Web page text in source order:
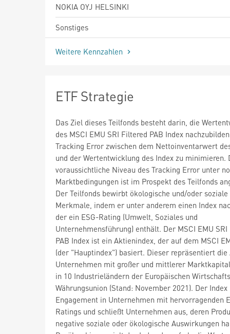
NOKIA OYJ HELSINKI
Sonstiges
Weitere Kennzahlen
ETF Strategie
Das Ziel dieses Teilfonds besteht darin, die
des MSCI EMU SRI Filtered PAB Index
Tracking Error zwischen dem Nettoinventarwert
und der Wertentwicklung des Index zu minimieren.
voraussichtliche Niveau des Tracking Error unter
Marktbedingungen ist im Prospekt des Teilfonds
Der Teilfonds bewirbt ökologische und/oder soziale
Merkmale, indem er unter anderem einen Index
der ein ESG-Rating (Umwelt, Soziales und
Unternehmensführung) enthält. Der MSCI EMU
PAB Index ist ein Aktienindex, der auf dem MSCI
(der "Hauptindex") basiert. Dieser repräsentiert die
Unternehmen mit großer und mittlerer
in 10 Industrieländern der Europäischen
Währungsunion (Stand: November 2021). Der
Engagement in Unternehmen mit hervorragenden
Ratings und schließt Unternehmen aus, deren
negative soziale oder ökologische Auswirkungen